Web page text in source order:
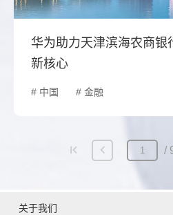
华为助力天津滨海农商银
新核心
# 中国 # 金融
关于我们